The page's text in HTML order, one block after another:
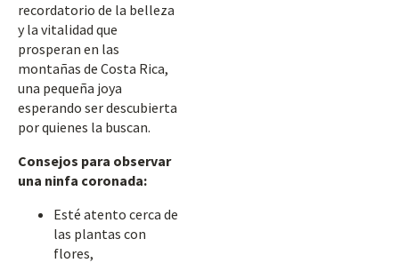
recordatorio de la belleza
y la vitalidad que
prosperan en las
montañas de Costa Rica,
una pequeña joya
esperando ser descubierta
por quienes la buscan.
Consejos para observar
una ninfa coronada:
Esté atento cerca de
las plantas con
flores,